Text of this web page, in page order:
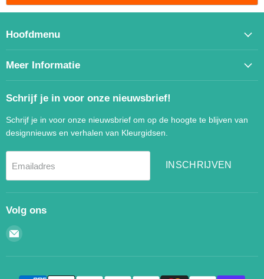
Hoofdmenu
Meer Informatie
Schrijf je in voor onze nieuwsbrief!
Schrijf je in voor onze nieuwsbrief om op de hoogte te blijven van
designnieuws en verhalen van Kleurgidsen.
Emailadres INSCHRIJVEN
Volg ons
Email